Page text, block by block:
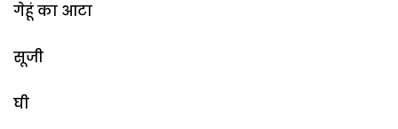
गेहूं का आटा
सूजी
घी